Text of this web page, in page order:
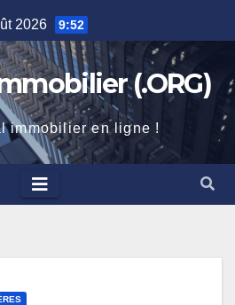
2026 9:52
(.ORG)
immobilier en ligne !